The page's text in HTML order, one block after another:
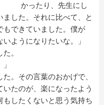
かったり、先生にし
した。それに比べて、と
もできていました。僕が
ようになりたいな。」
。
。その言葉のおかげで、
たのが、楽になったよう
したくないと思う気持ち